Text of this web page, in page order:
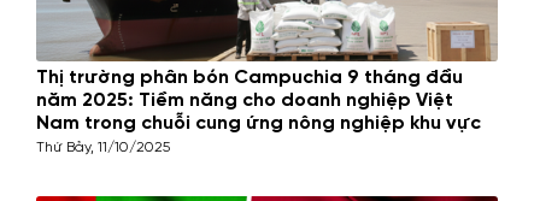
Thị trường phân bón Campuchia 9 tháng đầu
năm 2025: Tiềm năng cho doanh nghiệp Việt
Nam trong chuỗi cung ứng nông nghiệp khu vực
Thứ Bảy, 11/10/2025